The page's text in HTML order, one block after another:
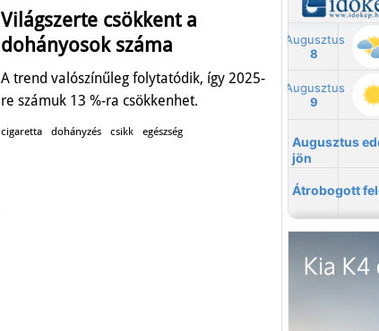
Világszerte csökkent a
dohányosok száma
A trend valószínűleg folytatódik, így 2025-
re számuk 13 %-ra csökkenhet.
cigaretta dohányzés csikk egészség